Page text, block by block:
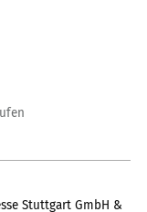
Stuttgart GmbH &